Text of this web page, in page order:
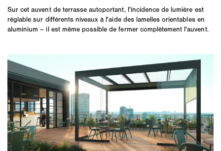
Sur cet auvent de terrasse autoportant, l'incidence de lumière est
réglable sur différents niveaux à l'aide des lamelles orientables en
aluminium – il est même possible de fermer complètement l'auvent.